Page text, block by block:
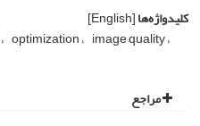
کلیدواژه‌ها[English]
optimization image quality
مراجع